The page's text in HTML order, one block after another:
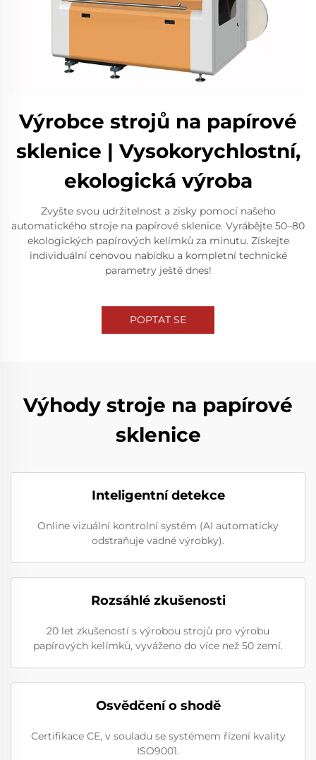
Výrobce strojů na papírové
sklenice | Vysokorychlostní,
ekologická výroba
Zvyšte svou udržitelnost a zisky pomocí našeho
automatického stroje na papírové sklenice. Vyrábějte 50–80
ekologických papírových kelímků za minutu. Získejte
individuální cenovou nabídku a kompletní technické
parametry ještě dnes!
POPTAT SE
Výhody stroje na papírové
sklenice
Inteligentní detekce
Online vizuální kontrolní systém (AI automaticky
odstraňuje vadné výrobky).
Rozsáhlé zkušenosti
20 let zkušeností s výrobou strojů pro výrobu
papírových kelímků, vyváženo do více než 50 zemí.
Osvědčení o shodě
Certifikace CE, v souladu se systémem řízení kvality
ISO9001.